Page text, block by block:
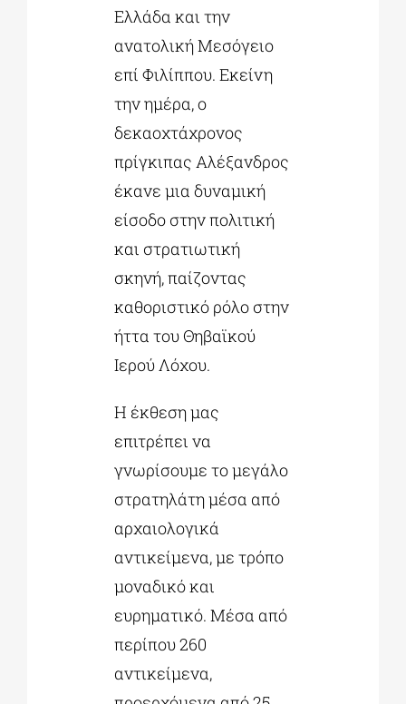
Ελλάδα και την
ανατολική Μεσόγειο
επί Φιλίππου. Εκείνη
την ημέρα, ο
δεκαοχτάχρονος
πρίγκιπας Αλέξανδρος
έκανε μια δυναμική
είσοδο στην πολιτική
και στρατιωτική
σκηνή, παίζοντας
καθοριστικό ρόλο στην
ήττα του Θηβαϊκού
Ιερού Λόχου.
Η έκθεση μας
επιτρέπει να
γνωρίσουμε το μεγάλο
στρατηλάτη μέσα από
αρχαιολογικά
αντικείμενα, με τρόπο
μοναδικό και
ευρηματικό. Μέσα από
περίπου 260
αντικείμενα,